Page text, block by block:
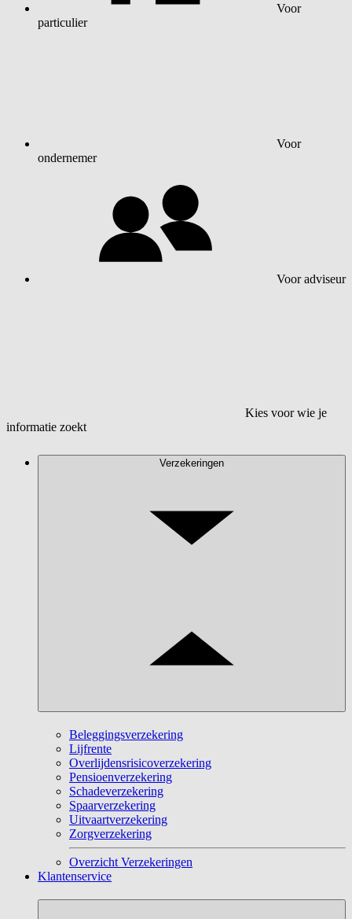
Voor
particulier
Voor
ondernemer
Voor adviseur
Kies voor wie je
informatie zoekt
Verzekeringen
Beleggingsverzekering
Lijfrente
Overlijdensrisicoverzekering
Pensioenverzekering
Schadeverzekering
Spaarverzekering
Uitvaartverzekering
Zorgverzekering
Overzicht Verzekeringen
Klantenservice